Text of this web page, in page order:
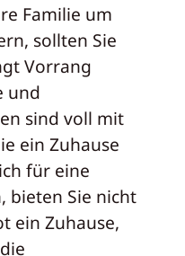
Familie um
sollten Sie
Vorrang
und
sind voll mit
ein Zuhause
für eine
bieten Sie nicht
ein Zuhause,